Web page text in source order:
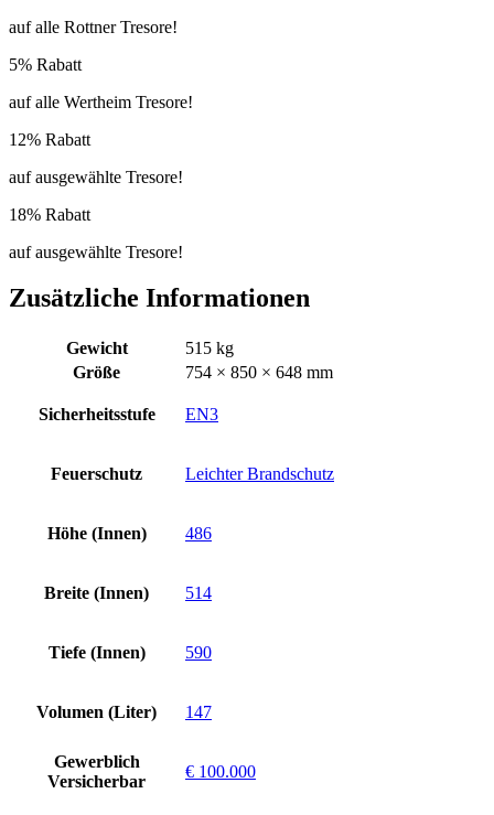
auf alle Rottner Tresore!
5% Rabatt
auf alle Wertheim Tresore!
12% Rabatt
auf ausgewählte Tresore!
18% Rabatt
auf ausgewählte Tresore!
Zusätzliche Informationen
Gewicht
515 kg
Größe
754 × 850 × 648 mm
Sicherheitsstufe EN3
Feuerschutz Leichter Brandschutz
Höhe (Innen) 486
Breite (Innen) 514
Tiefe (Innen) 590
Volumen (Liter) 147
Gewerblich
Versicherbar
€ 100.000